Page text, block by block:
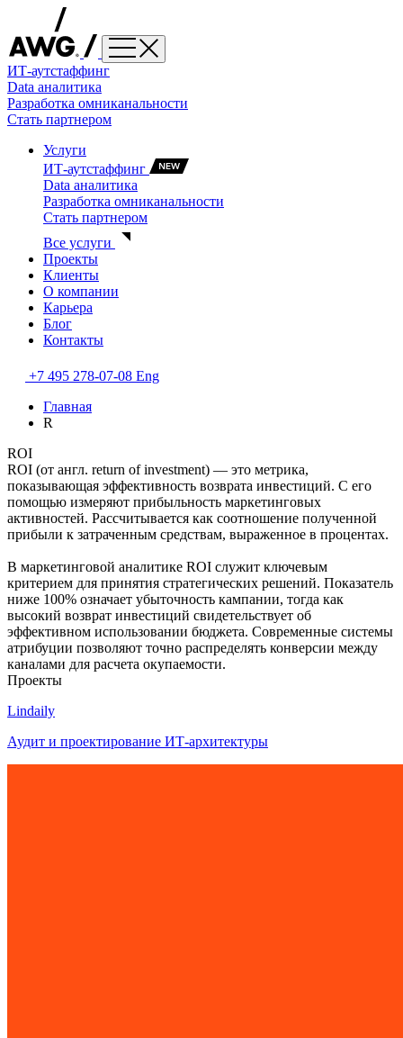
ИТ-аутстаффинг
Data аналитика
Разработка омниканальности
Стать партнером
Услуги
ИТ-аутстаффинг
Data аналитика
Разработка омниканальности
Стать партнером
Все услуги
Проекты
Клиенты
О компании
Карьера
Блог
Контакты
+7 495 278-07-08 Eng
Главная
R
ROI
ROI (от англ. return of investment) — это метрика,
показывающая эффективность возврата инвестиций. С его
помощью измеряют прибыльность маркетинговых
активностей. Рассчитывается как соотношение полученной
прибыли к затраченным средствам, выраженное в процентах.
В маркетинговой аналитике ROI служит ключевым
критерием для принятия стратегических решений. Показатель
ниже 100% означает убыточность кампании, тогда как
высокий возврат инвестиций свидетельствует об
эффективном использовании бюджета. Современные системы
атрибуции позволяют точно распределять конверсии между
каналами для расчета окупаемости.
Проекты
Lindaily
Аудит и проектирование ИТ-архитектуры